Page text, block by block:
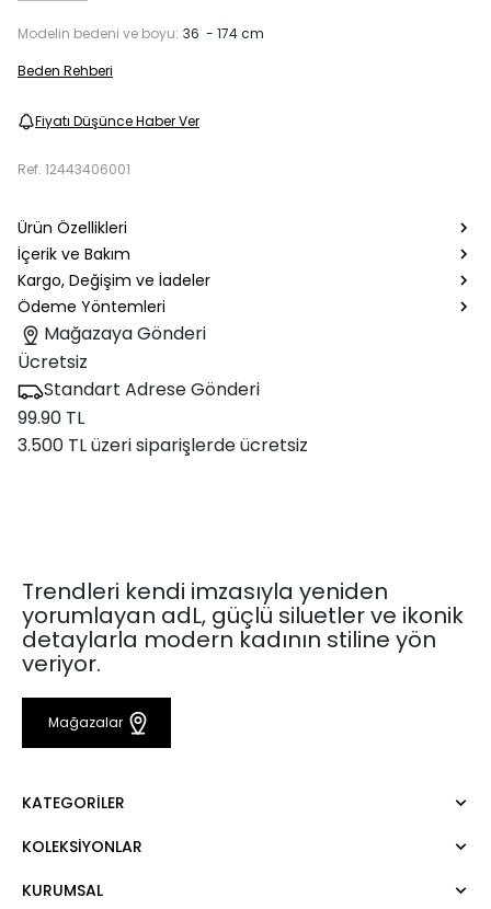
Modelin bedeni ve boyu: 36 - 174 cm
Beden Rehberi
Fiyatı Düşünce Haber Ver
Ref. 12443406001
Ürün Özellikleri
İçerik ve Bakım
Kargo, Değişim ve İadeler
Ödeme Yöntemleri
Mağazaya Gönderi
Ücretsiz
Standart Adrese Gönderi
99.90 TL
3.500 TL üzeri siparişlerde ücretsiz
Trendleri kendi imzasıyla yeniden
yorumlayan adL, güçlü siluetler ve ikonik
detaylarla modern kadının stiline yön
veriyor.
Mağazalar
KATEGORILER
Elbise
KOLEKSIYONLAR
Mert Aslan
KURUMSAL